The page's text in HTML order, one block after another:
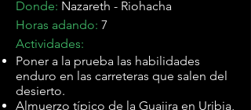
Donde: Nazareth - Riohacha
Horas adando: 7
Actividades:
Poner a la prueba las habilidades
enduro en las carreteras que salen del
desierto.
Almuerzo típico de la Guajira en Uribia,